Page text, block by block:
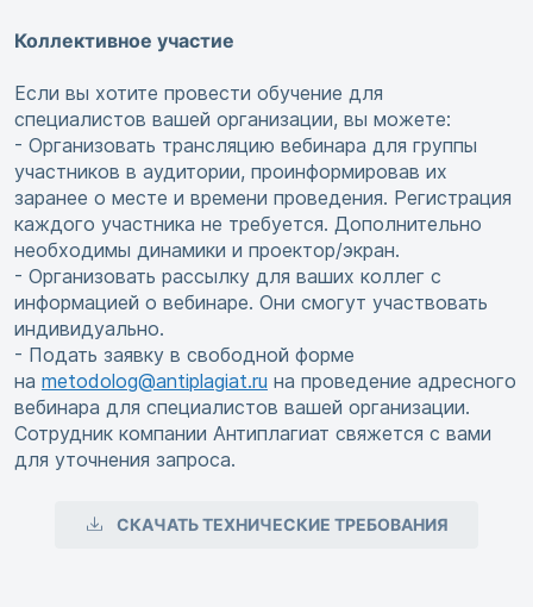
Коллективное участие
Если вы хотите провести обучение для
специалистов вашей организации, вы можете:
- Организовать трансляцию вебинара для группы
участников в аудитории, проинформировав их
заранее о месте и времени проведения. Регистрация
каждого участника не требуется. Дополнительно
необходимы динамики и проектор/экран.
- Организовать рассылку для ваших коллег с
информацией о вебинаре. Они смогут участвовать
индивидуально.
- Подать заявку в свободной форме
на metodolog@antiplagiat.ru на проведение адресного
вебинара для специалистов вашей организации.
Сотрудник компании Антиплагиат свяжется с вами
для уточнения запроса.
СКАЧАТЬ ТЕХНИЧЕСКИЕ ТРЕБОВАНИЯ